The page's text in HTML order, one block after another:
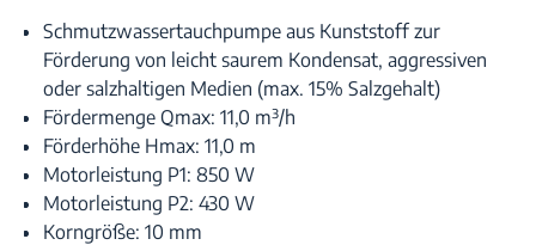
Schmutzwassertauchpumpe aus Kunststoff zur
Förderung von leicht saurem Kondensat, aggressiven
oder salzhaltigen Medien (max. 15% Salzgehalt)
Fördermenge Qmax: 11,0 m³/h
Förderhöhe Hmax: 11,0 m
Motorleistung P1: 850 W
Motorleistung P2: 430 W
Korngröße: 10 mm